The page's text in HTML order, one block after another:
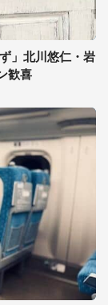
」北川悠仁・岩
歓喜